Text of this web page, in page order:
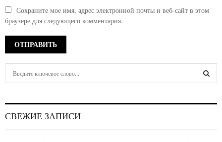
Сохраните мое имя, адрес электронной почты и веб-сайт в этом
браузере для следующего комментария.
h
СВЕЖИЕ ЗАПИСИ